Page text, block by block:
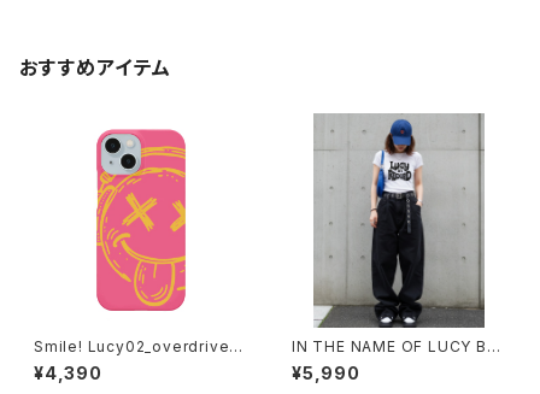
おすすめアイテム
Smile! Lucy02_overdrive_P
ink spider iPhoneケース 10
20-241126098
¥4,390
IN THE NAME OF LUCY BA
BYTシャツ 1014-230221285
¥5,990